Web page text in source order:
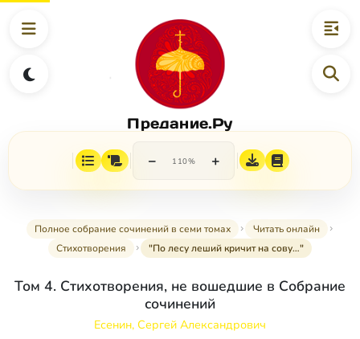
Предание.Ру
− 110% +
Полное собрание сочинений в семи томах
Читать онлайн
Стихотворения
"По лесу леший кричит на сову…"
Том 4. Стихотворения, не вошедшие в Собрание
сочинений
Есенин, Сергей Александрович